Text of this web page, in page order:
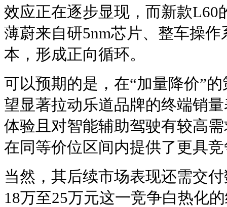
效应正在逐步显现，而新款L60
薄蔚来自研5nm芯片、整车操
本，形成正向循环。
可以预期的是，在“加量降价”
望显著拉动乐道品牌的终端销
体验且对智能辅助驾驶有较高
在同等价位区间内提供了更具
当然，其后续市场表现还需交
18万至25万元这一竞争白热化